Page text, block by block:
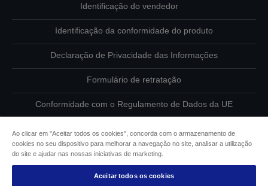
Identificação do vendedor
Identificação da conformidade do produto
Declaração de Privacidade das Informações
Formulário de retratação
Conformidade com o Regulamento de Dados da UE
Informações sobre cookies
Compromisso da Epson para com a acessibilidade
Ao clicar em "Aceitar todos os cookies", concorda com o armazenamento de
cookies no seu dispositivo para melhorar a navegação no site, analisar a utilização
do site e ajudar nas nossas iniciativas de marketing.
Aceitar todos os cookies